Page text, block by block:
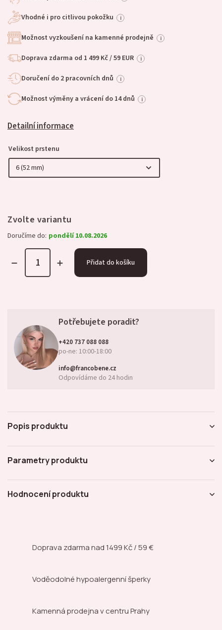
Vhodné i pro citlivou pokožku i
Možnost vyzkoušení na kamenné prodejně i
Doprava zdarma od 1 499 Kč / 59 EUR i
Doručení do 2 pracovních dnů i
Možnost výměny a vrácení do 14 dnů i
Detailní informace
Velikost prstenu
Zvolte variantu
Doručíme do: pondělí 10.08.2026
Přidat do košíku
Potřebujete poradit?
+420 737 088 088
po-ne: 10:00-18:00
info@francobene.cz
Odpovídáme do 24 hodin
Popis produktu
Parametry produktu
Hodnocení produktu
Doprava zdarma nad1499 Kč / 59 €
Voděodolné hypoalergenní šperky
Kamenná prodejnav centru Prahy